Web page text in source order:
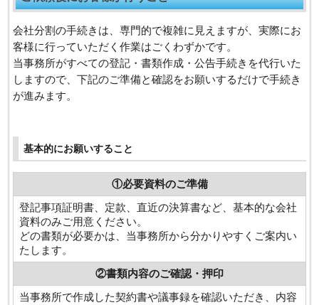
会社分割の手続きは、専門的で複雑に見えますが、実際にお
客様に行っていただく作業はごくわずかです。
当事務所がすべての登記・書類作成・公告手続きを代行いた
しますので、下記のご準備と確認をお願いするだけで手続き
が進みます。
基本的にお願いすること
①必要資料のご準備
登記事項証明書、定款、直近の決算書など、基本的な会社
資料のみご用意ください。
どの書類が必要かは、当事務所から分かりやすくご案内い
たします。
②書類内容のご確認・押印
当事務所で作成した契約書や議事録を確認いただき、内容